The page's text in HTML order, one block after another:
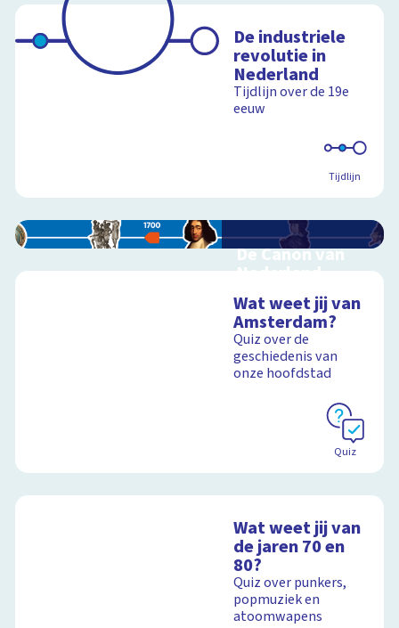
De industriele
revolutie in
Nederland
Tijdlijn over de 19e
eeuw
Tijdlijn
De Canon van
Nederland
schoolplaat over de
Canon
Wat weet jij van
Amsterdam?
Quiz over de
geschiedenis van
onze hoofdstad
Quiz
Wat weet jij van
de jaren 70 en
80?
Quiz over punkers,
popmuziek en
atoomwapens